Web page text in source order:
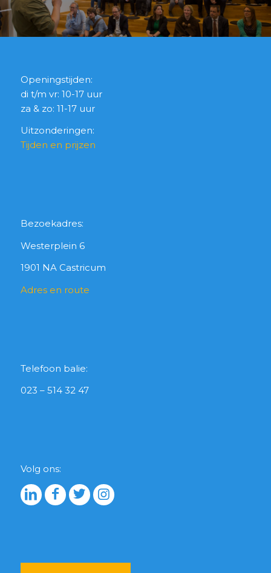
Openingstijden:
di t/m vr: 10-17 uur
za & zo: 11-17 uur
Uitzonderingen:
Tijden en prijzen
Bezoekadres:
Westerplein 6
1901 NA Castricum
Adres en route
Telefoon balie:
023 – 514 32 47
Volg ons: